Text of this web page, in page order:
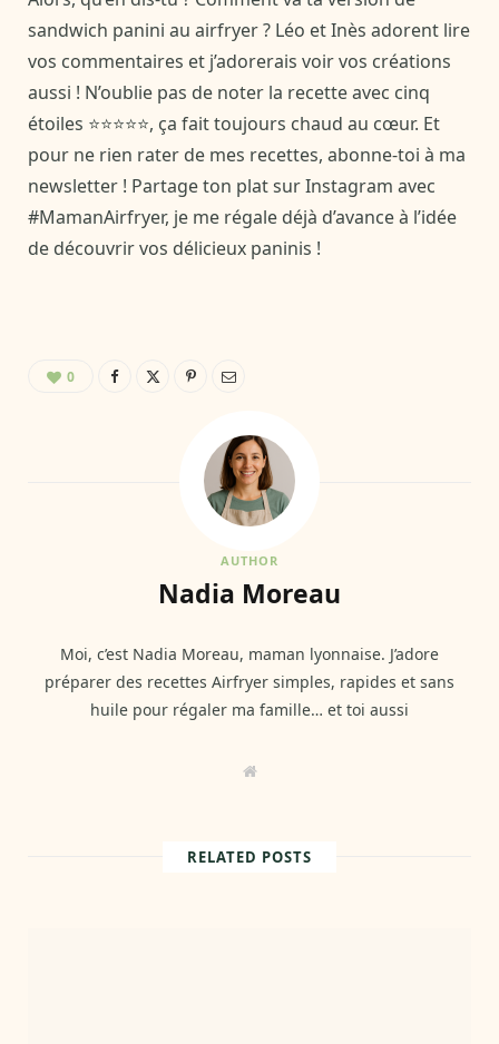
sandwich panini au airfryer ? Léo et Inès adorent lire
vos commentaires et j’adorerais voir vos créations
aussi ! N’oublie pas de noter la recette avec cinq
étoiles ⭐⭐⭐⭐⭐, ça fait toujours chaud au cœur. Et
pour ne rien rater de mes recettes, abonne-toi à ma
newsletter ! Partage ton plat sur Instagram avec
#MamanAirfryer, je me régale déjà d’avance à l’idée
de découvrir vos délicieux paninis !
0
AUTHOR
Nadia Moreau
Moi, c’est Nadia Moreau, maman lyonnaise. J’adore
préparer des recettes Airfryer simples, rapides et sans
huile pour régaler ma famille… et toi aussi
W
RELATED POSTS